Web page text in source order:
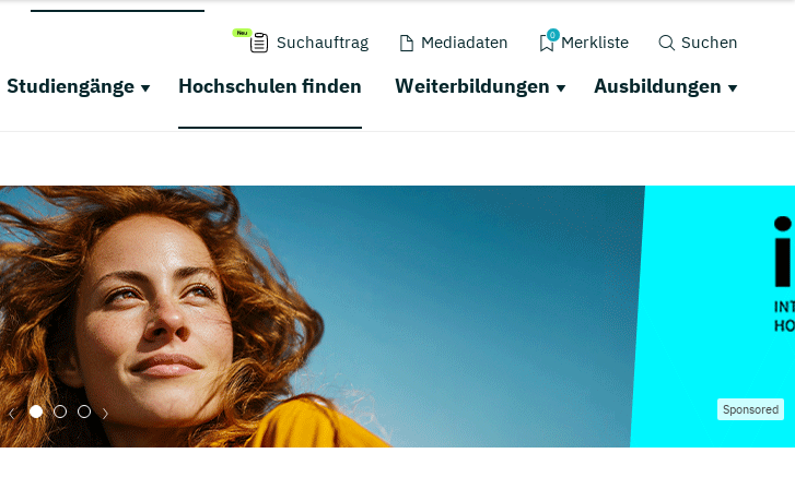
Suchauftrag Mediadaten 0 Merkliste Suchen
Studiengänge Hochschulen finden Weiterbildungen Ausbildungen
Sponsored